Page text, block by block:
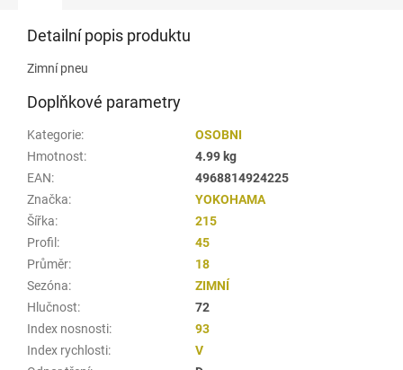
Detailní popis produktu
Zimní pneu
Doplňkové parametry
Kategorie:
OSOBNI
Hmotnost:
4.99 kg
EAN:
4968814924225
Značka:
YOKOHAMA
Šířka:
215
Profil :
45
Průměr:
18
Sezóna:
ZIMNÍ
Hlučnost:
72
Index nosnosti:
93
Index rychlosti:
V